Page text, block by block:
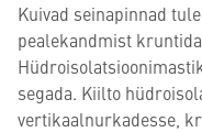
Kuivad seinapinnad
pealekandmist
segada. Kiilto
vertikaalnurkadesse,